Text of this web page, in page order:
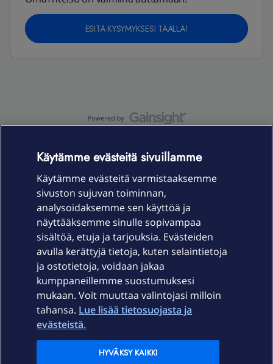
ESITÄ KYSYMYKSESI TÄÄLLÄ!
Laitteet & liittymät
Palvelut
Ajankohtaista
Elisa Oyj
Käytämme evästeitä sivuillamme
Käytämme evästeitä varmistaaksemme
sivuston sujuvan toiminnan,
analysoidaksemme sen käyttöä ja
näyttääksemme sinulle sopivampaa
sisältöä, etuja ja tarjouksia. Evästeiden
avulla kerättyjä tietoja, kuten selaintietoja
ja ostotietoja, voidaan jakaa
kumppaneillemme suostumuksesi
mukaan. Voit muuttaa valintojasi milloin
tahansa. Lue lisää tietosuojasta ja
evästeistä.
HYVÄKSY KAIKKI